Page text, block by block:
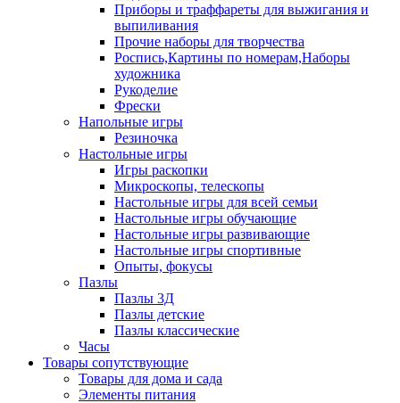
Приборы и траффареты для выжигания и
выпиливания
Прочие наборы для творчества
Роспись,Картины по номерам,Наборы
художника
Рукоделие
Фрески
Напольные игры
Резиночка
Настольные игры
Игры раскопки
Микроскопы, телескопы
Настольные игры для всей семьи
Настольные игры обучающие
Настольные игры развивающие
Настольные игры спортивные
Опыты, фокусы
Пазлы
Пазлы 3Д
Пазлы детские
Пазлы классические
Часы
Товары сопутствующие
Товары для дома и сада
Элементы питания